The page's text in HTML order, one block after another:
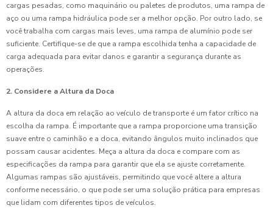
cargas pesadas, como maquinário ou paletes de produtos, uma rampa de
aço ou uma rampa hidráulica pode ser a melhor opção. Por outro lado, se
você trabalha com cargas mais leves, uma rampa de alumínio pode ser
suficiente. Certifique-se de que a rampa escolhida tenha a capacidade de
carga adequada para evitar danos e garantir a segurança durante as
operações.
2. Considere a Altura da Doca
A altura da doca em relação ao veículo de transporte é um fator crítico na
escolha da rampa. É importante que a rampa proporcione uma transição
suave entre o caminhão e a doca, evitando ângulos muito inclinados que
possam causar acidentes. Meça a altura da doca e compare com as
especificações da rampa para garantir que ela se ajuste corretamente.
Algumas rampas são ajustáveis, permitindo que você altere a altura
conforme necessário, o que pode ser uma solução prática para empresas
que lidam com diferentes tipos de veículos.